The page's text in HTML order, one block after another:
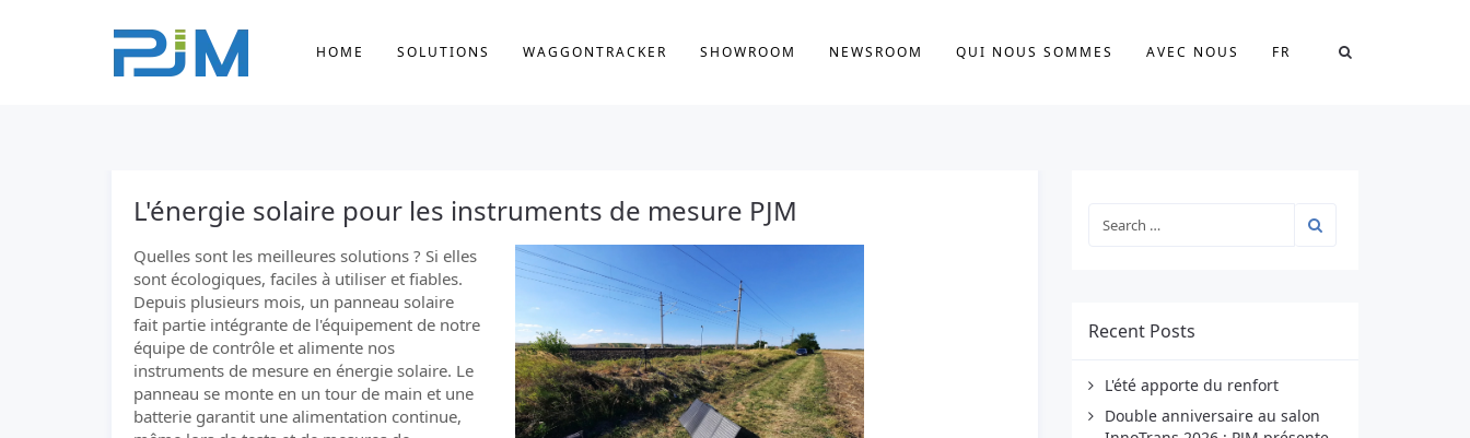
HOME SOLUTIONS WAGGONTRACKER SHOWROOM NEWSROOM QUI NOUS SOMMES AVEC NOUS FR
L'énergie solaire pour les instruments de mesure PJM
Quelles sont les meilleures solutions ? Si elles
sont écologiques, faciles à utiliser et fiables.
Depuis plusieurs mois, un panneau solaire
fait partie intégrante de l'équipement de notre
équipe de contrôle et alimente nos
instruments de mesure en énergie solaire. Le
panneau se monte en un tour de main et une
batterie garantit une alimentation continue,
Recent Posts
L'été apporte du renfort
Double anniversaire au salon